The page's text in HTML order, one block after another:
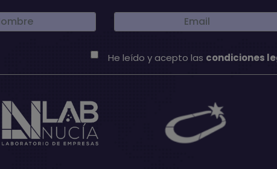
He leído y acepto las condiciones